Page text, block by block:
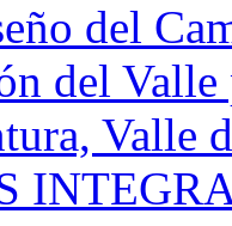
del
del
Valle